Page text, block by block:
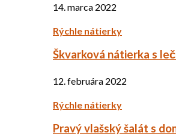
14. marca 2022
Rýchle nátierky
Škvarková nátierka s
12. februára 2022
Rýchle nátierky
Pravý vlašský šalát s